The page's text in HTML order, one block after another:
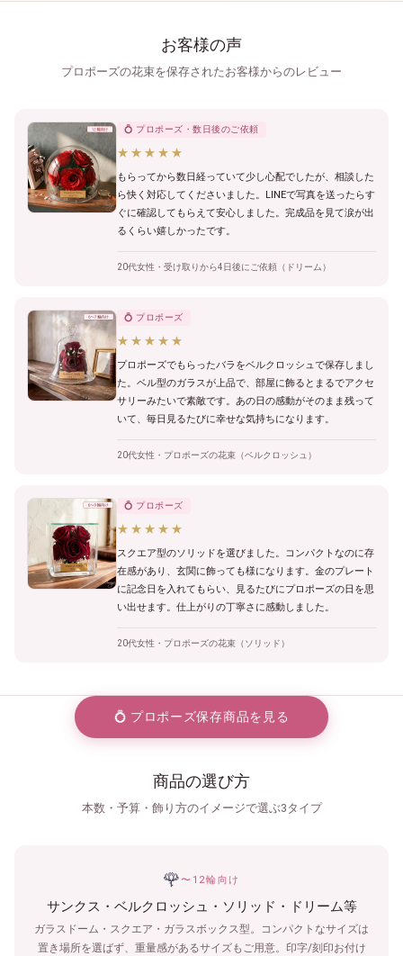
お客様の声
プロポーズの花束を保存されたお客様からのレビュー
💍 プロポーズ・数日後のご依頼
★★★★★
もらってから数日経っていて少し心配でしたが、相談した
ら快く対応してくださいました。LINEで写真を送ったらす
ぐに確認してもらえて安心しました。完成品を見て涙が出
るくらい嬉しかったです。
20代女性・受け取りから4日後にご依頼（ドリーム）
💍 プロポーズ
★★★★★
プロポーズでもらったバラをベルクロッシュで保存しまし
た。ベル型のガラスが上品で、部屋に飾るとまるでアクセ
サリーみたいで素敵です。あの日の感動がそのまま残って
いて、毎日見るたびに幸せな気持ちになります。
20代女性・プロポーズの花束（ベルクロッシュ）
💍 プロポーズ
★★★★★
スクエア型のソリッドを選びました。コンパクトなのに存
在感があり、玄関に飾っても様になります。金のプレート
に記念日を入れてもらい、見るたびにプロポーズの日を思
い出せます。仕上がりの丁寧さに感動しました。
20代女性・プロポーズの花束（ソリッド）
💍 プロポーズ保存商品を見る
商品の選び方
本数・予算・飾り方のイメージで選ぶ3タイプ
🌹 〜12輪向け
サンクス・ベルクロッシュ・ソリッド・ドリーム等
ガラスドーム・スクエア・ガラスボックス型。コンパクトなサイズは
置き場所を選ばず、重量感があるサイズもご用意。印字/刻印お付け